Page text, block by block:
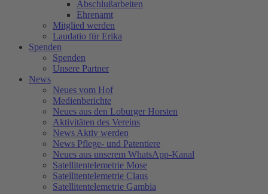
Abschlußarbeiten
Ehrenamt
Mitglied werden
Laudatio für Erika
Spenden
Spenden
Unsere Partner
News
Neues vom Hof
Medienberichte
Neues aus den Loburger Horsten
Aktivitäten des Vereins
News Aktiv werden
News Pflege- und Patentiere
Neues aus unserem WhatsApp-Kanal
Satellitentelemetrie Mose
Satellitentelemetrie Claus
Satellitentelemetrie Gambia